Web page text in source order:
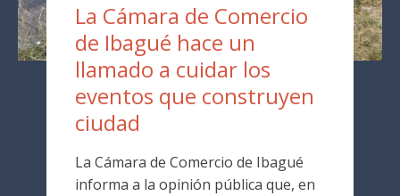
La Cámara de Comercio
de Ibagué hace un
llamado a cuidar los
eventos que construyen
ciudad
La Cámara de Comercio de Ibagué
informa a la opinión pública que, en